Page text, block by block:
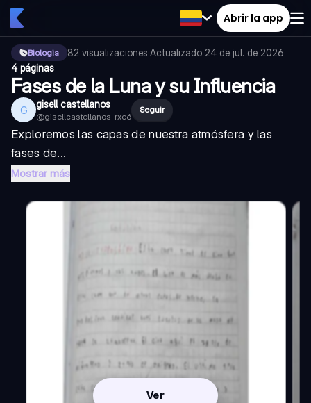
Abrir la app
Biologia 82 visualizaciones·Actualizado 24 de jul. de 2026·
4 páginas
Fases de la Luna y su Influencia
G gisell castellanos
@gisellcastellanos_rxe6
Seguir
Exploremos las capas de nuestra atmósfera y las
fases de...
Mostrar más
Ver